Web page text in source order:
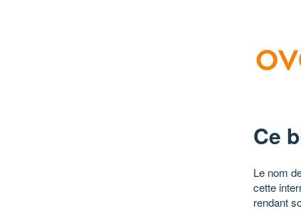
Ce
Le nom
cette
rendant